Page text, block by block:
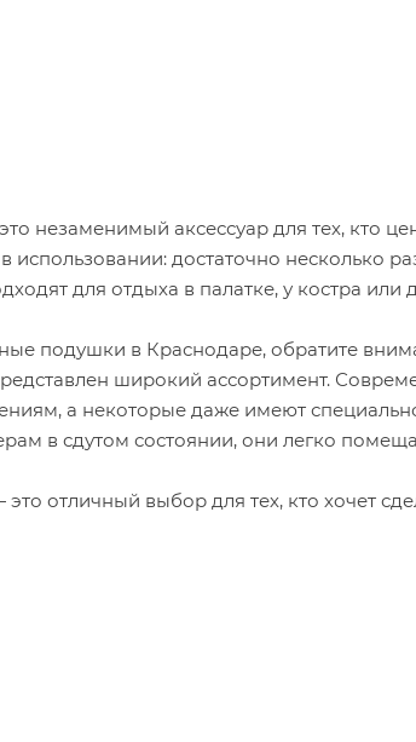
незаменимый аксессуар для тех, кто
достаточно несколько
для отдыха в палатке, у костра
подушки в Краснодаре, обратите
широкий ассортимент.
а некоторые даже имеют
в сдутом состоянии, они легко
это отличный выбор для тех, кто хочет